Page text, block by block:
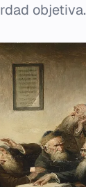
objetiva.